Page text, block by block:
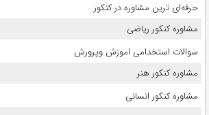
حرفه‌ای ترین مشاوره در کنکور
مشاوره کنکور ریاضی
سوالات استخدامی اموزش وپرورش
مشاوره کنکور هنر
مشاوره کنکور انسانی